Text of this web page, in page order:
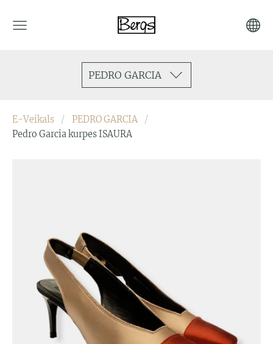
PEDRO GARCIA
E-Veikals
PEDRO GARCIA
Pedro Garcia kurpes ISAURA